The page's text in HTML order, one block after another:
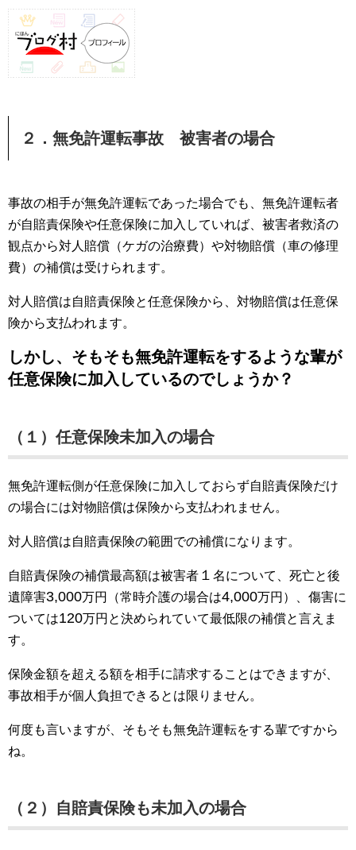
２．無免許運転事故 被害者の場合
事故の相手が無免許運転であった場合でも、無免許運転者
が自賠責保険や任意保険に加入していれば、被害者救済の
観点から対人賠償（ケガの治療費）や対物賠償（車の修理
費）の補償は受けられます。
対人賠償は自賠責保険と任意保険から、対物賠償は任意保
険から支払われます。
しかし、そもそも無免許運転をするような輩が
任意保険に加入しているのでしょうか？
（１）任意保険未加入の場合
無免許運転側が任意保険に加入しておらず自賠責保険だけ
の場合には対物賠償は保険から支払われません。
対人賠償は自賠責保険の範囲での補償になります。
自賠責保険の補償最高額は被害者 １ 名について、死亡と後
遺障害3,000万円（常時介護の場合は4,000万円）、傷害に
ついては120万円と決められていて最低限の補償と言えま
す。
保険金額を超える額を相手に請求することはできますが、
事故相手が個人負担できるとは限りません。
何度も言いますが、そもそも無免許運転をする輩ですから
ね。
（２）自賠責保険も未加入の場合